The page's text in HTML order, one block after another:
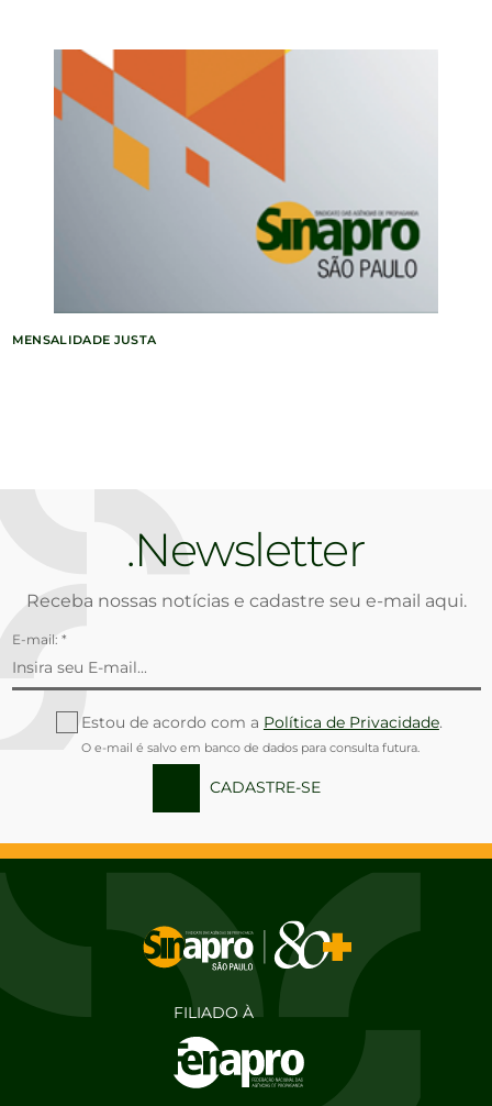
MENSALIDADE JUSTA
Newsletter
Receba nossas notícias e cadastre seu e-mail aqui.
E-mail: *
Estou de acordo com a Política de Privacidade.
O e-mail é salvo em banco de dados para consulta futura.
CADASTRE-SE
FILIADO À